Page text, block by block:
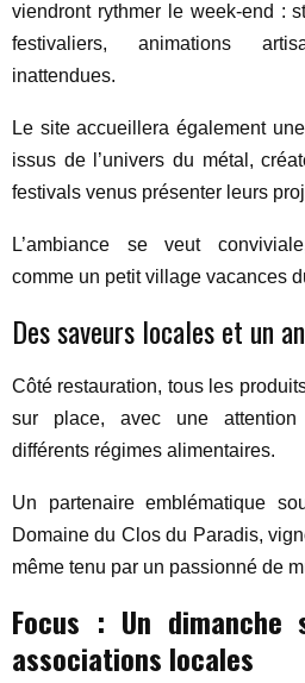
viendront rythmer le week-end :
festivaliers, animations
inattendues.
Le site accueillera également
issus de l’univers du métal,
festivals venus présenter leurs
L’ambiance se veut
comme un petit village vacances
Des saveurs locales et un
Côté restauration, tous les
sur place, avec une attention
différents régimes alimentaires.
Un partenaire emblématique
Domaine du Clos du Paradis,
même tenu par un passionné de
Focus : Un dimanche
associations locales